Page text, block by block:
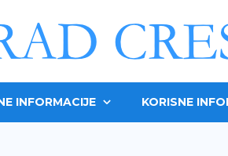
INFORMACIJE KORISNE